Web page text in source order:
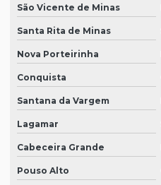
São Vicente de Minas
Santa Rita de Minas
Nova Porteirinha
Conquista
Santana da Vargem
Lagamar
Cabeceira Grande
Pouso Alto